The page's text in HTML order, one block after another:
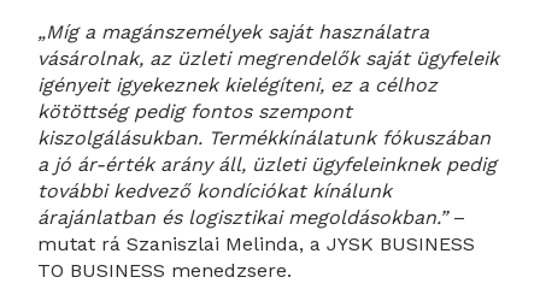
„Míg a magánszemélyek saját használatra
vásárolnak, az üzleti megrendelők saját ügyfeleik
igényeit igyekeznek kielégíteni, ez a célhoz
kötöttség pedig fontos szempont
kiszolgálásukban. Termékkínálatunk fókuszában
a jó ár-érték arány áll, üzleti ügyfeleinknek pedig
további kedvező kondíciókat kínálunk
árajánlatban és logisztikai megoldásokban.”–
mutat rá Szaniszlai Melinda, a JYSK BUSINESS
TO BUSINESS menedzsere.